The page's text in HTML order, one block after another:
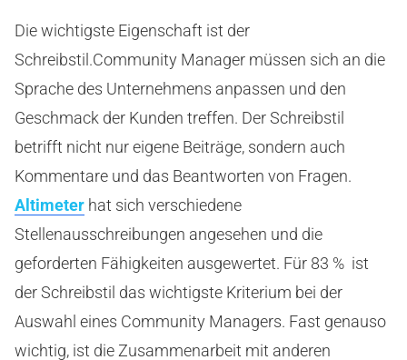
Die wichtigste Eigenschaft ist der
Schreibstil.Community Manager müssen sich an die
Sprache des Unternehmens anpassen und den
Geschmack der Kunden treffen. Der Schreibstil
betrifft nicht nur eigene Beiträge, sondern auch
Kommentare und das Beantworten von Fragen.
Altimeter hat sich verschiedene
Stellenausschreibungen angesehen und die
geforderten Fähigkeiten ausgewertet. Für 83 % ist
der Schreibstil das wichtigste Kriterium bei der
Auswahl eines Community Managers. Fast genauso
wichtig, ist die Zusammenarbeit mit anderen